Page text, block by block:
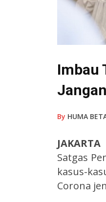
Imbau
By HUMA
JAKARTA
Satgas
kasus-
Corona